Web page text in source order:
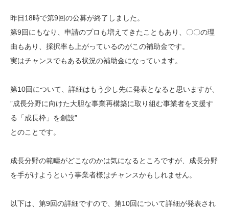
昨日18時で第9回の公募が終了しました。
第9回にもなり、申請のプロも増えてきたこともあり、〇〇の理
由もあり、採択率も上がっているのがこの補助金です。
実はチャンスでもある状況の補助金になっています。
第10回について、詳細はもう少し先に発表となると思いますが、
”成長分野に向けた大胆な事業再構築に取り組む事業者を支援す
る「成長枠」を創設”
とのことです。
成長分野の範疇がどこなのかは気になるところですが、成長分野
を手がけようという事業者様はチャンスかもしれません。
以下は、第9回の詳細ですので、第10回について詳細が発表され